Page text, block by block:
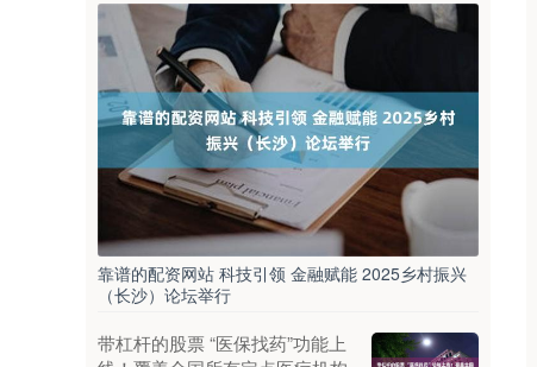
靠谱的配资网站 科技引领 金融赋能 2025乡村振兴
（长沙）论坛举行
带杠杆的股票 “医保找药”功能上